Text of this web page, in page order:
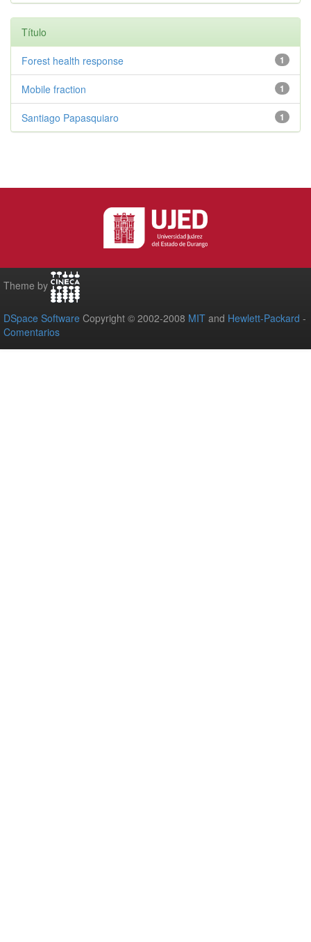
Título
1
Forest health response
1
Mobile fraction
1
Santiago Papasquiaro
Theme by
DSpace Software Copyright © 2002-2008 MIT and Hewlett-Packard -
Comentarios